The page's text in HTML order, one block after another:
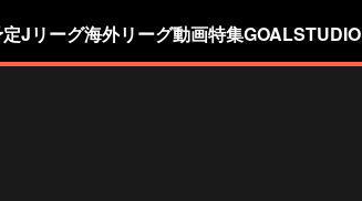
Jリーグ海外リーグ動画特集GOALSTUDIO